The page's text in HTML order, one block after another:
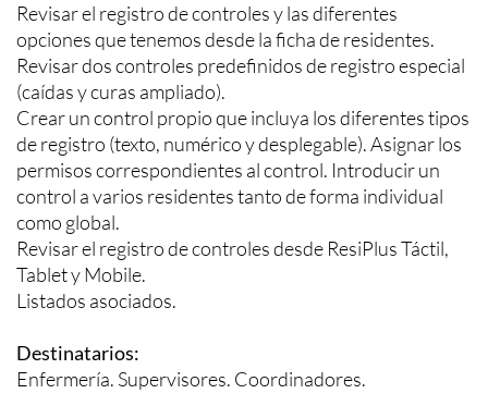
Revisar el registro de controles y las diferentes
opciones que tenemos desde la ficha de residentes.
Revisar dos controles predefinidos de registro especial
(caídas y curas ampliado).
Crear un control propio que incluya los diferentes tipos
de registro (texto, numérico y desplegable). Asignar los
permisos correspondientes al control. Introducir un
control a varios residentes tanto de forma individual
como global.
Revisar el registro de controles desde ResiPlus Táctil,
Tablet y Mobile.
Listados asociados.
Destinatarios:
Enfermería. Supervisores. Coordinadores.